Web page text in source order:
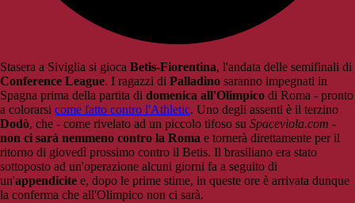
Stasera a Siviglia si gioca Betis-Fiorentina, l'andata delle semifinali di
Conference League. I ragazzi di Palladino saranno impegnati in
Spagna prima della partita di domenica all'Olimpico di Roma - pronto
a colorarsi come fatto contro l'Athletic. Uno degli assenti è il terzino
Dodò, che - come rivelato ad un piccolo tifoso su Spaceviola.com -
non ci sarà nemmeno contro la Roma e tornerà direttamente per il
ritorno di giovedì prossimo contro il Betis. Il brasiliano era stato
sottoposto ad un'operazione alcuni giorni fa a seguito di
un'appendicite e, dopo le prime stime, in queste ore è arrivata dunque
la conferma che all'Olimpico non ci sarà.